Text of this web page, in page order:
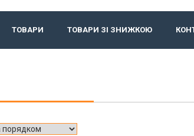
ТОВАРИ ТОВАРИ ЗІ ЗНИЖКОЮ